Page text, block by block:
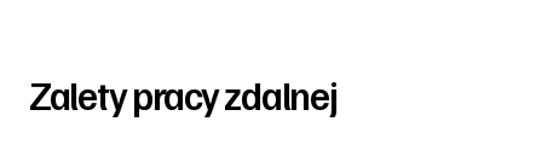
Zalety pracy zdalnej